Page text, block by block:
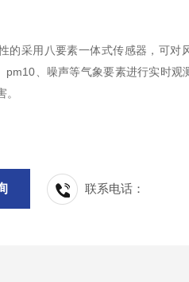
的采用八要素一体式传感器，可对
pm10、噪声等气象要素进行实时观
联系电话：